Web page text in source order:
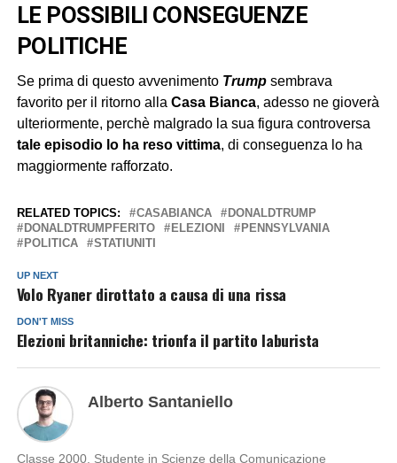
LE POSSIBILI CONSEGUENZE
POLITICHE
Se prima di questo avvenimento Trumpsembrava
favorito per il ritorno alla Casa Bianca, adesso ne gioverà
ulteriormente, perchè malgrado la sua figura controversa
tale episodio lo ha reso vittima, di conseguenza lo ha
maggiormente rafforzato.
RELATED TOPICS: CASABIANCA
DONALDTRUMP
DONALDTRUMPFERITO
ELEZIONI
PENNSYLVANIA
POLITICA
STATIUNITI
UP NEXT
Volo Ryaner dirottato a causa di una rissa
DON'T MISS
Elezioni britanniche: trionfa il partito laburista
Alberto Santaniello
Classe 2000. Studente in Scienze della Comunicazione